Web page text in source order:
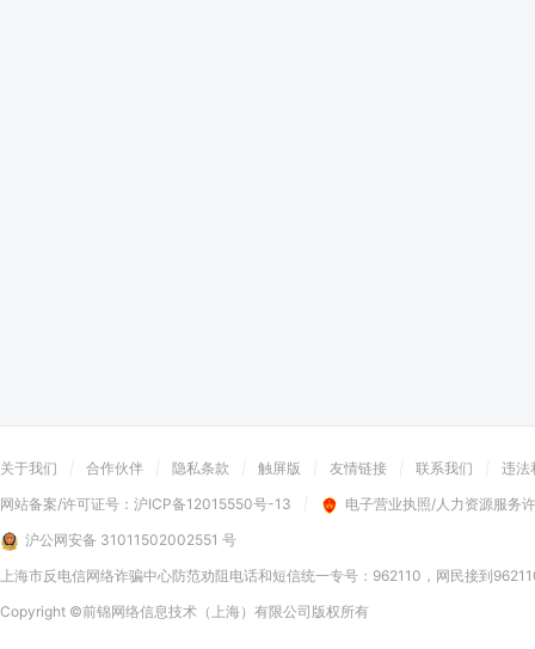
关于我们 合作伙伴 隐私条款 触屏版 友情链接 联系我们
违法
网站备案/许可证号： 沪ICP备12015550号-13
电子营业执照/人力资源服务
沪公网安备 31011502002551 号
上海市反电信网络诈骗中心防范劝阻电话和短信统一专号：962110，网民接到
Copyright ©前锦网络信息技术（上海）有限公司 版权所有